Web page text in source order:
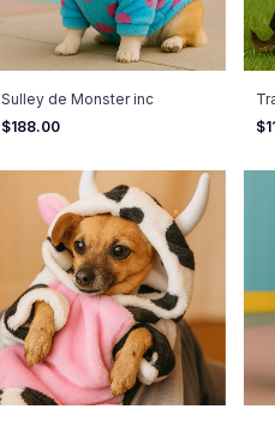
Sulley de Monster inc
$188.00